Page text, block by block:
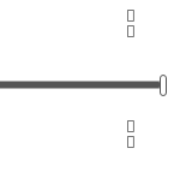



